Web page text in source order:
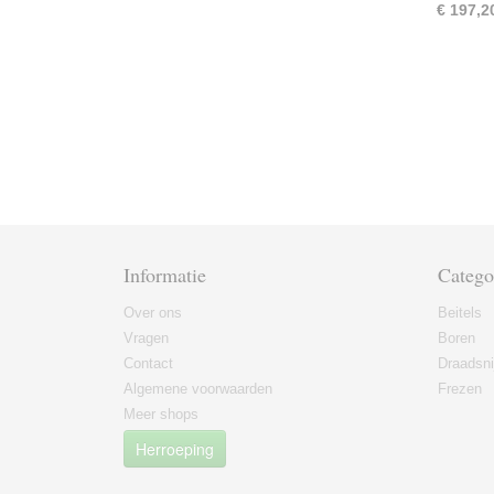
€
Informatie
Over ons
Vragen
Contact
Algemene voorwaarden
Meer shops
Herroeping
Beitels
Boren
Frezen